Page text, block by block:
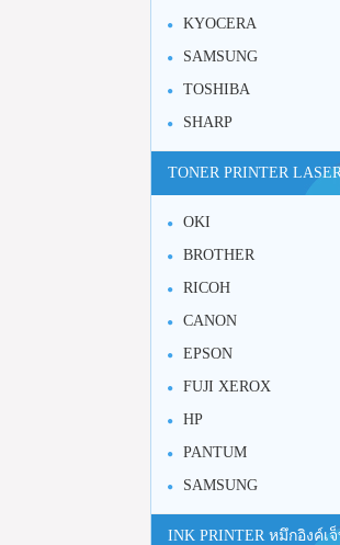
KYOCERA
SAMSUNG
TOSHIBA
SHARP
TONER PRINTER
OKI
BROTHER
RICOH
CANON
EPSON
FUJI XEROX
HP
PANTUM
SAMSUNG
INK PRINTER หมึกอิงค์เ